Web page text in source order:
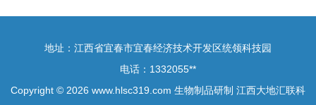
地址：江西省宜春市宜春经济技术开发区统领科技园
电话：1332055**
Copyright © 2026 www.hlsc319.com 生物制品研制 江西大地汇联科